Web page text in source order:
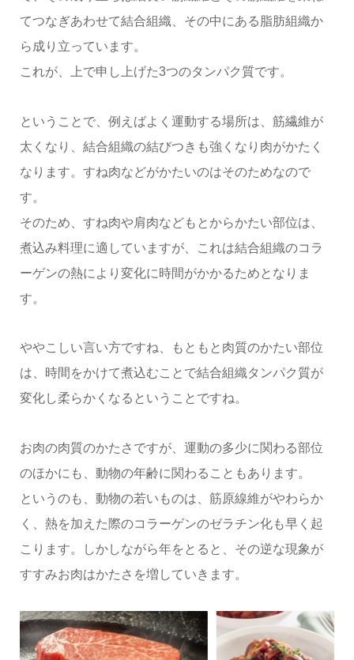
てつなぎあわせて結合組織、その中にある脂肪組織か
ら成り立っています。
これが、上で申し上げた3つのタンパク質です。
ということで、例えばよく運動する場所は、筋繊維が
太くなり、結合組織の結びつきも強くなり肉がかたく
なります。すね肉などがかたいのはそのためなので
す。
そのため、すね肉や肩肉などもとからかたい部位は、
煮込み料理に適していますが、これは結合組織のコラ
ーゲンの熱により変化に時間がかかるためとなりま
す。
ややこしい言い方ですね、もともと肉質のかたい部位
は、時間をかけて煮込むことで結合組織タンパク質が
変化し柔らかくなるということですね。
お肉の肉質のかたさですが、運動の多少に関わる部位
のほかにも、動物の年齢に関わることもあります。
というのも、動物の若いものは、筋原線維がやわらか
く、熱を加えた際のコラーゲンのゼラチン化も早く起
こります。しかしながら年をとると、その逆な現象が
すすみお肉はかたさを増していきます。